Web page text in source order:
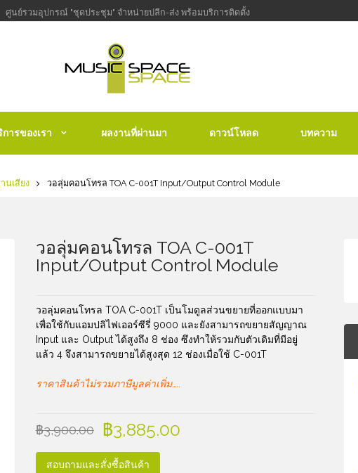
ศูนย์รวมอุปกรณ์ "ชุดประชุม" จำหน่ายปลีก-ส่ง พร้อมบริการติดตั้ง
การของเรา ผลงานที่ผ่านมา ดาวน์โหลด บทความ
เสียง วอลุ่มคอนโทรล TOA C-001T Input/Output Control Module
วอลุ่มคอนโทรล TOA C-001T
Input/Output Control Module
วอลุ่มคอนโทรล TOA C-001T เป็นโมดูลส่วนขยายที่ออกแบบมา
เพื่อใช้กับแอมปลิไฟเออร์ซีรี่ 9000 และยังสามารถขยายสัญญาณ
Input และ Output ได้สูงถึง 8 ช่อง ซึงทำให้รวมกับตัวเดิมที่มีอยู่
แล้ว 4 จึงสามารถขยายได้สูงสุด 12 ช่องเมื่อใช้ C-001T
ราคาสินค้าไม่รวมภาษีมูลค่าเพิ่ม…..
฿3,900.00 ฿3,885.00
สอบถามและสั่งซื้อสินค้า